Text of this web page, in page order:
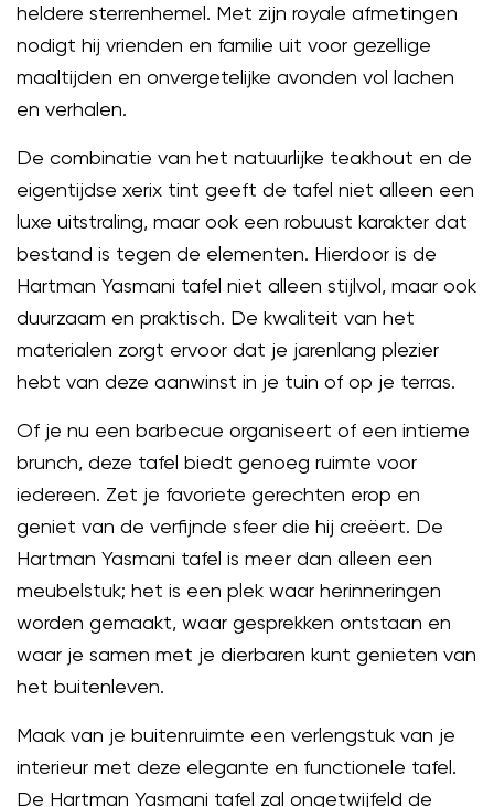
heldere sterrenhemel. Met zijn royale afmetingen
nodigt hij vrienden en familie uit voor gezellige
maaltijden en onvergetelijke avonden vol lachen
en verhalen.
De combinatie van het natuurlijke teakhout en de
eigentijdse xerix tint geeft de tafel niet alleen een
luxe uitstraling, maar ook een robuust karakter dat
bestand is tegen de elementen. Hierdoor is de
Hartman Yasmani tafel niet alleen stijlvol, maar ook
duurzaam en praktisch. De kwaliteit van het
materialen zorgt ervoor dat je jarenlang plezier
hebt van deze aanwinst in je tuin of op je terras.
Of je nu een barbecue organiseert of een intieme
brunch, deze tafel biedt genoeg ruimte voor
iedereen. Zet je favoriete gerechten erop en
geniet van de verfijnde sfeer die hij creëert. De
Hartman Yasmani tafel is meer dan alleen een
meubelstuk; het is een plek waar herinneringen
worden gemaakt, waar gesprekken ontstaan en
waar je samen met je dierbaren kunt genieten van
het buitenleven.
Maak van je buitenruimte een verlengstuk van je
interieur met deze elegante en functionele tafel.
De Hartman Yasmani tafel zal ongetwijfeld de